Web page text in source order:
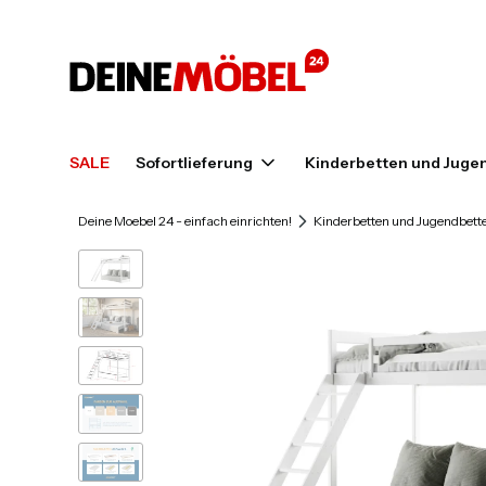
SALE Sofortlieferung Kinderbetten und
Deine Moebel 24 - einfach einrichten! Kinderbetten und